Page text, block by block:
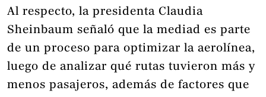
Al respecto, la presidenta Claudia
Sheinbaum señaló que la mediad es parte
de un proceso para optimizar la aerolínea,
luego de analizar qué rutas tuvieron más y
menos pasajeros, además de factores que